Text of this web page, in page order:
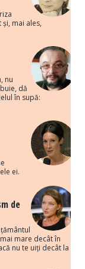
mai ales,
nu
dă
în supă:
ei.
de
mare decât în
nu te uiți decât la